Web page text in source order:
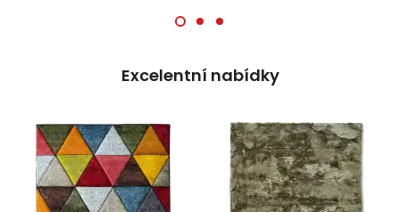
Excelentní nabídky